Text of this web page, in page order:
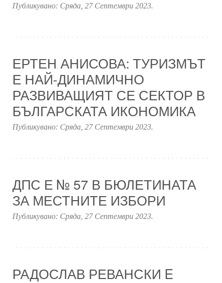
Публикувано: Сряда, 27 Септември 2023.
ЕРТЕН АНИСОВА: ТУРИЗМЪТ
Е НАЙ-ДИНАМИЧНО
РАЗВИВАЩИЯТ СЕ СЕКТОР В
БЪЛГАРСКАТА ИКОНОМИКА
Публикувано: Сряда, 27 Септември 2023.
ДПС Е № 57 В БЮЛЕТИНАТА
ЗА МЕСТНИТЕ ИЗБОРИ
Публикувано: Сряда, 27 Септември 2023.
РАДОСЛАВ РЕВАНСКИ E